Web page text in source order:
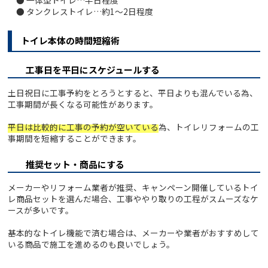
● タンクレストイレ…約1～2日程度
トイレ本体の時間短縮術
工事日を平日にスケジュールする
土日祝日に工事予約をとろうとすると、平日よりも混んでいる為、
工事期間が長くなる可能性があります。
平日は比較的に工事の予約が空いている為、トイレリフォームの工
事期間を短縮することができます。
推奨セット・商品にする
メーカーやリフォーム業者が推奨、キャンペーン開催しているトイ
レ商品セットを選んだ場合、工事ややり取りの工程がスムーズなケ
ースが多いです。
基本的なトイレ機能で済む場合は、メーカーや業者がおすすめして
いる商品で施工を進めるのも良いでしょう。